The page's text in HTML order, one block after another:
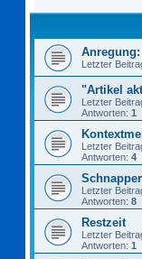
Letzter
"Artikel
Letzter
Antworten: 1
Letzter
Antworten: 4
Letzter
Antworten: 8
Restzeit
Letzter
Antworten: 1